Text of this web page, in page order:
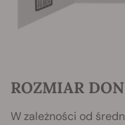
ROZMIAR
W zależności od